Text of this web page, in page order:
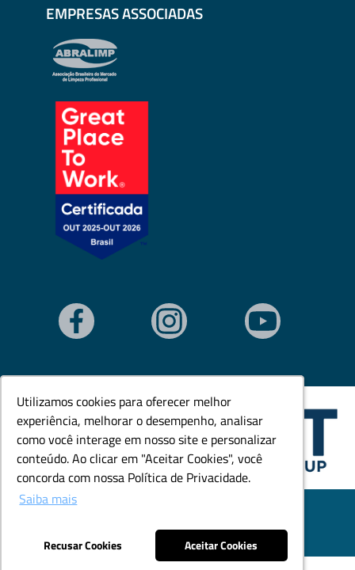
Utilizamos cookies para oferecer melhor
experiência, melhorar o desempenho, analisar
como você interage em nosso site e personalizar
conteúdo. Ao clicar em "Aceitar Cookies", você
concorda com nossa Política de Privacidade.
Saiba mais
Recusar Cookies Aceitar Cookies
Utilizamos cookies para oferecer melhor
experiência, melhorar o desempenho, analisar
como você interage em nosso site e personalizar
conteúdo. Ao clicar em "Aceitar Cookies", você
concorda com nossa Política de Privacidade.
Saiba mais
Recusar Cookies Aceitar Cookies
EMPRESAS ASSOCIADAS
© Todos os direitos reservados. Goedert Ltda - CNPJ:
Desenvolvido por: Área Local